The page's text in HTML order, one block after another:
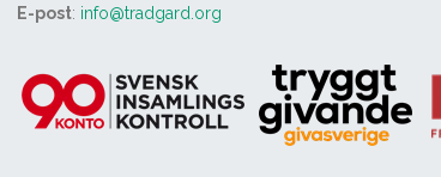
E-post: info@tradgard.org